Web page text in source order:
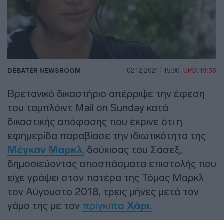
DEBATER NEWSROOM 02.12.2021 | 15:00 UPD: 19:38
Βρετανικό δικαστήριο απέρριψε την έφεση
του ταμπλόιντ Mail on Sunday κατά
δικαστικής απόφασης που έκρινε ότι η
εφημερίδα παραβίασε την ιδιωτικότητα της
Μέγκαν Μαρκλ, δούκισας του Σάσεξ,
δημοσιεύοντας αποσπάσματα επιστολής που
είχε γράψει στον πατέρα της Τόμας Μαρκλ
τον Αύγουστο 2018, τρεις μήνες μετά τον
γάμο της με τον πρίγκιπα Χάρι.